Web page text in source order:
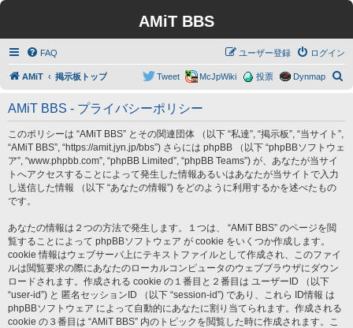
AMiT BBS
FAQ ログイン
ユーザー登録
AMiT 掲示板トップ Dynmap
投票
McJpWiki
Tweet
AMiT BBS - プライバシーポリシー
このポリシーは “AMiT BBS” とその関連団体 （以下 “私達”, “掲示板”, “当サイト”,
“AMiT BBS”, “https://amit.jyn.jp/bbs”) さらには phpBB （以下 “phpBBソフトウェ
ア”, “www.phpbb.com”, “phpBB Limited”, “phpBB Teams”) が、あなたが当サイ
トへアクセスすることによって発生した情報あるいはあなたが当サイトで入力
し送信した情報 （以下 “あなたの情報”) をどのように利用するかを述べたもの
です。
あなたの情報は２つの方法で発生します。１つは、 “AMiT BBS” のページを閲
覧することによって phpBBソフトウェア が cookie をいくつか作成します。
cookie 情報はウェブサーバ上にテキストファイルとして作成され、このファイ
ルは閲覧要求の際にあなたのローカルコンピュータのウェブブラウザにダウン
ロードされます。作成される cookie の１番目と２番目は ユーザーID （以下
“user-id”) と 匿名セッションID （以下 “session-id”) であり、これら ID情報 は
phpBBソフトウェア によって自動的にあなたに割り当てられます。作成される
cookie の３番目は “AMiT BBS” 内のトピックを閲覧した時に作成されます。こ